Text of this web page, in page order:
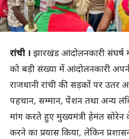
रांची । झारखंड आंदोलनकारी संघर्ष
को बड़ी संख्या में आंदोलनकारी
राजधानी रांची की सड़कों पर उतर
पहचान, सम्मान, पेंशन तथा अन्य
मांग करते हुए मुख्यमंत्री हेमंत
करने का प्रयास किया, लेकिन प्रशासन